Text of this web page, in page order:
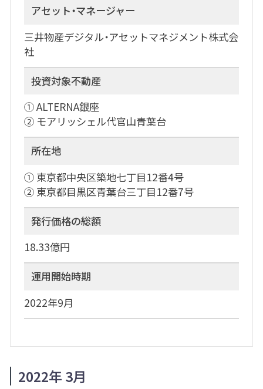
アセット・マネージャー
三井物産デジタル・アセットマネジメント株式会
社
投資対象不動産
➀ ALTERNA銀座
➁ モアリッシェル代官山青葉台
所在地
➀ 東京都中央区築地七丁目12番4号
➁ 東京都目黒区青葉台三丁目12番7号
発行価格の総額
18.33億円
運用開始時期
2022年9月
2022年 3月